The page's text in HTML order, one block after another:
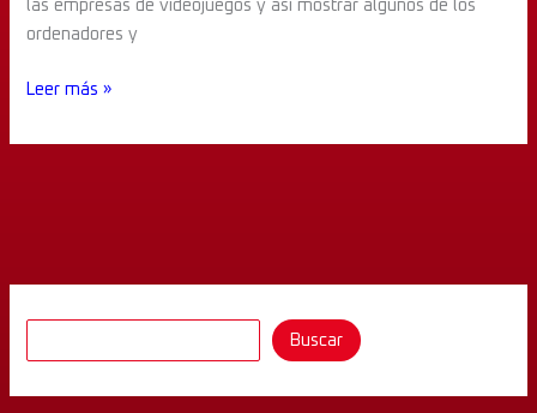
las empresas de videojuegos y así mostrar algunos de los
ordenadores y
Leer más »
Buscar